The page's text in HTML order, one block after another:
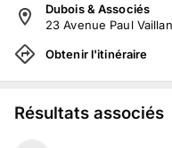
Dubois & Associés
23 Avenue Paul
Obtenir l'itinéraire
Résultats associés